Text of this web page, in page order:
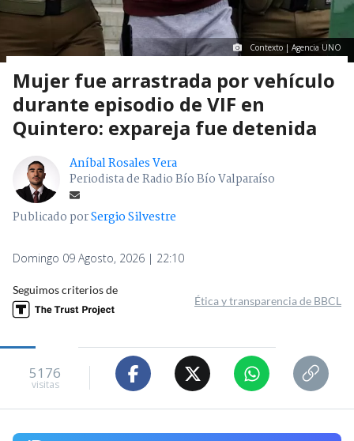
Contexto | Agencia UNO
Mujer fue arrastrada por vehículo
durante episodio de VIF en
Quintero: expareja fue detenida
Aníbal Rosales Vera
Periodista de Radio Bío Bío Valparaíso
Publicado porSergio Silvestre
Domingo 09 Agosto, 2026 | 22:10
Seguimos criterios de
Ética y transparencia de BBCL
5176
visitas